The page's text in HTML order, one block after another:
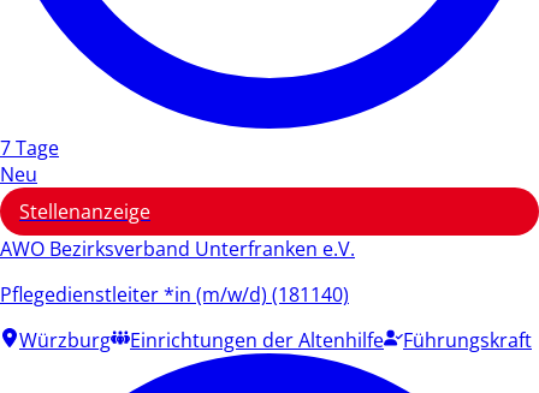
7 Tage
Neu
Stellenanzeige
AWO Bezirksverband Unterfranken e.V.
Pflegedienstleiter *in (m/w/d) (181140)
Würzburg
Einrichtungen der Altenhilfe Führungskraft